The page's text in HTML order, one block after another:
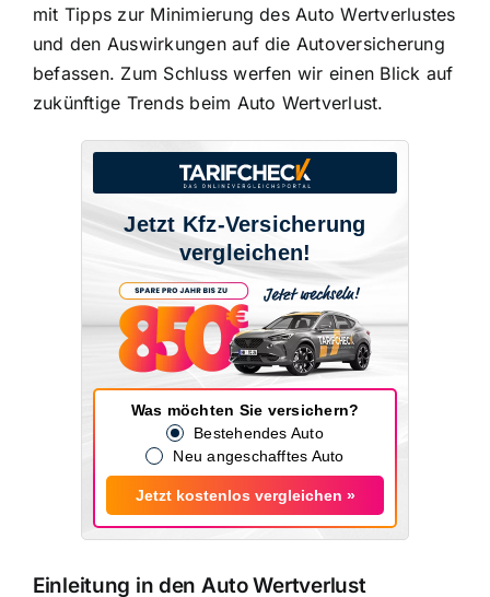
mit Tipps zur Minimierung des Auto Wertverlustes
und den Auswirkungen auf die Autoversicherung
befassen. Zum Schluss werfen wir einen Blick auf
zukünftige Trends beim Auto Wertverlust.
Jetzt Kfz-Versicherung
vergleichen!
Was möchten Sie versichern?
Bestehendes Auto
Neu angeschafftes Auto
Jetzt kostenlos vergleichen »
Einleitung in den Auto Wertverlust